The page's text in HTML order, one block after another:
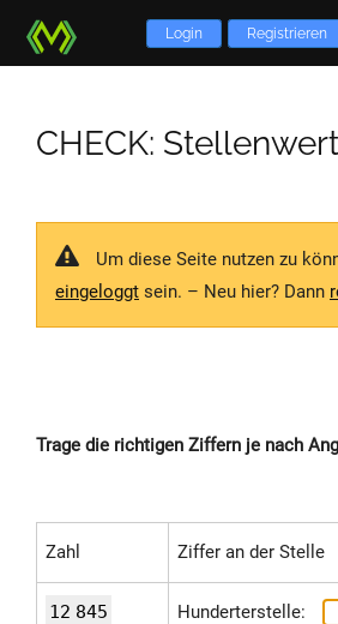
Login Registrieren
CHECK:
Um diese Seite nutzen zu
eingeloggt sein. – Neu hier? Dann
Trage die richtigen Ziffern je nach
Zahl Ziffer an der Stelle
12 845 Hunderterstelle: